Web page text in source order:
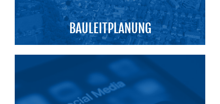
BAULEITPLANUNG